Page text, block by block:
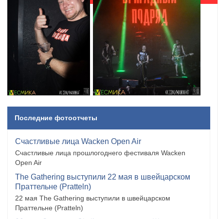
Последние фотоотчеты
Счастливые лица Wacken Open Air
Счастливые лица прошлогоднего фестиваля Wacken
Open Air
The Gathering выступили 22 мая в швейцарском
Праттельне (Pratteln)
22 мая The Gathering выступили в швейцарском
Праттельне (Pratteln)